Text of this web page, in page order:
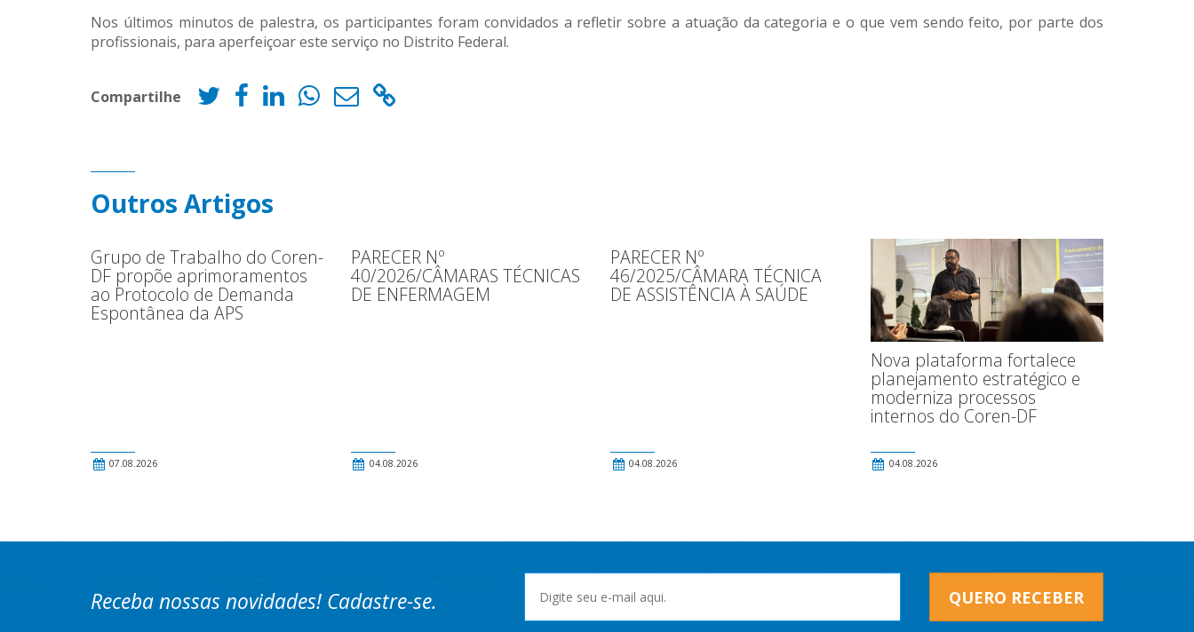
Nos últimos minutos de palestra, os participantes foram convidados a refletir sobre a atuação da categoria e o que vem sendo feito, por parte dos
profissionais, para aperfeiçoar este serviço no Distrito Federal.
Compartilhe
Outros Artigos
Grupo de Trabalho do Coren-
DF propõe aprimoramentos
ao Protocolo de Demanda
Espontânea da APS
07.08.2026
PARECER Nº
40/2026/CÂMARAS TÉCNICAS
DE ENFERMAGEM
04.08.2026
PARECER Nº
46/2025/CÂMARA TÉCNICA
DE ASSISTÊNCIA À SAÚDE
04.08.2026
Nova plataforma fortalece
planejamento estratégico e
moderniza processos
internos do Coren-DF
04.08.2026
Receba nossas novidades! Cadastre-se. QUERO RECEBER